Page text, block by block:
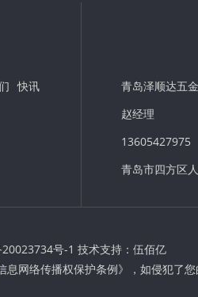
快讯
青岛泽顺达五
赵经理
13605427975
青岛市四方区
20023734号-1 技术支持： 伍佰亿
网络传播权保护条例》，如侵犯了您